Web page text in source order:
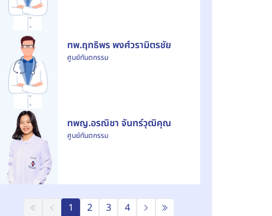
ทพ.ฤทธิพร พงศ์วรามิตรชัย
ศูนย์ทันตกรรม
ทพญ.อรณิชา จันทร์วุฒิคุณ
ศูนย์ทันตกรรม
1 2 3 4